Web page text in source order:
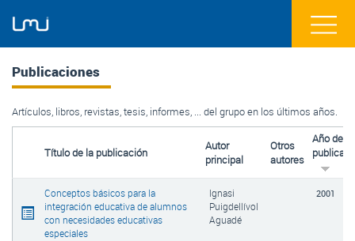
Publicaciones
Artículos, libros, revistas, tesis, informes, ... del grupo en los últimos años.
Título de la publicación
Autor
principal
Otros
autores
Año de
Conceptos básicos para la
integración educativa de alumnos
con necesidades educativas
especiales
Ignasi
Puigdellívol
Aguadé
2001